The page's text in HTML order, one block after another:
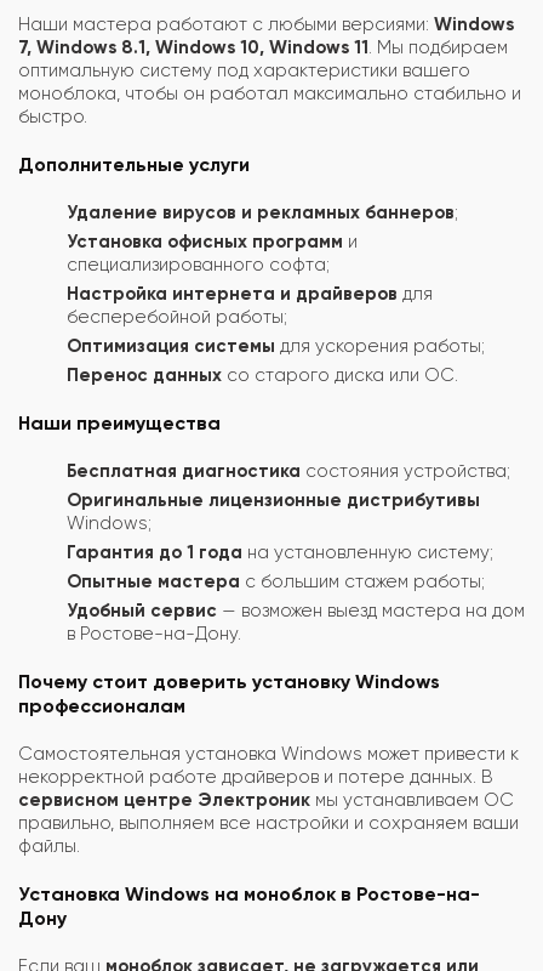
Наши мастера работают с любыми версиями: Windows
7, Windows 8.1, Windows 10, Windows 11 . Мы подбираем
оптимальную систему под характеристики вашего
моноблока, чтобы он работал максимально стабильно и
быстро.
Дополнительные услуги
Удаление вирусов и рекламных баннеров;
Установка офисных программ и
специализированного софта;
Настройка интернета и драйверов для
бесперебойной работы;
Оптимизация системы для ускорения работы;
Перенос данных со старого диска или ОС.
Наши преимущества
Бесплатная диагностика состояния устройства;
Оригинальные лицензионные дистрибутивы
Windows;
Гарантия до 1 года на установленную систему;
Опытные мастера с большим стажем работы;
Удобный сервис — возможен выезд мастера на дом
в Ростове-на-Дону.
Почему стоит доверить установку Windows
профессионалам
Самостоятельная установка Windows может привести к
некорректной работе драйверов и потере данных. В
сервисном центре Электроник мы устанавливаем ОС
правильно, выполняем все настройки и сохраняем ваши
файлы.
Установка Windows на моноблок в Ростове-на-
Дону
Если ваш моноблок зависает, не загружается или